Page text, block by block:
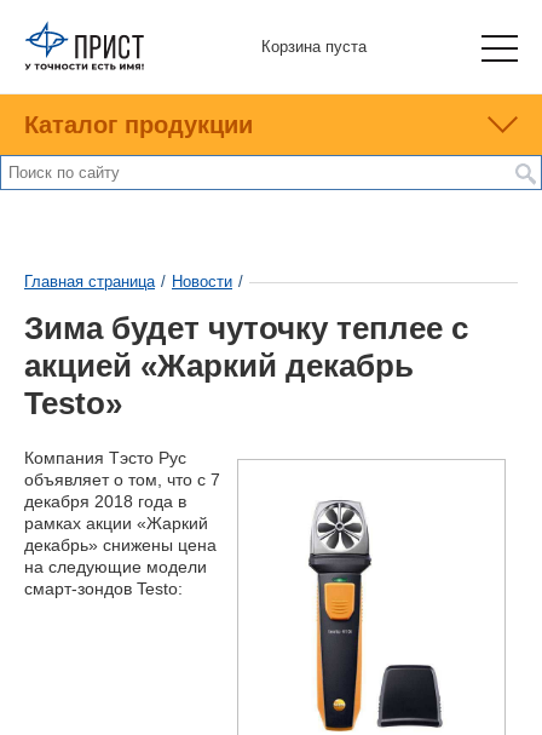
Корзина пуста
Каталог продукции
Главная страница / Новости /
Зима будет чуточку теплее с
акцией «Жаркий декабрь
Testo»
Компания Тэсто Рус
объявляет о том, что с 7
декабря 2018 года в
рамках акции «Жаркий
декабрь» снижены цена
на следующие модели
смарт-зондов Testo: